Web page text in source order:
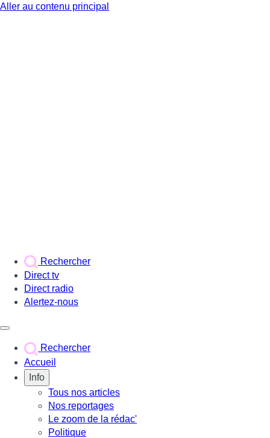
Aller au contenu principal
Rechercher
Direct tv
Direct radio
Alertez-nous
Rechercher
Accueil
Info
Tous nos articles
Nos reportages
Le zoom de la rédac'
Politique